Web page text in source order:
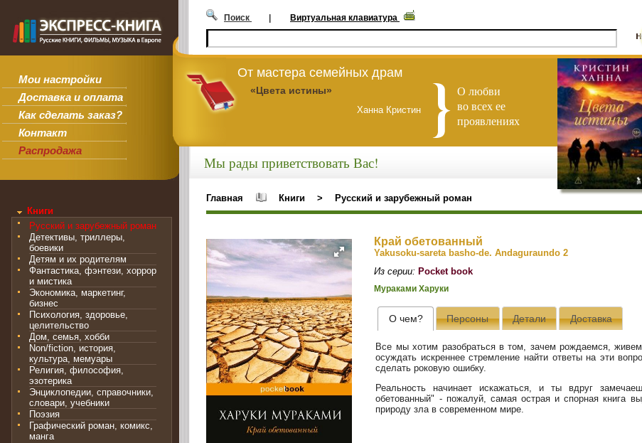
Мои настройки
Доставка и оплата
Как сделать заказ?
Контакт
Распродажа
Поиск | Виртуальная клавиатура
От мастера семейных драм
«Цвета истины»
Ханна Кристин
О любви
во всех ее
проявлениях
Книги
Русский и зарубежный роман
Детективы, триллеры,
боевики
Детям и их родителям
Фантастика, фэнтези, хоррор
и мистика
Экономика, маркетинг,
бизнес
Психология, здоровье,
целительство
Дом, семья, хобби
Non/fiction, история,
культура, мемуары
Религия, философия,
эзотерика
Энциклопедии, справочники,
словари, учебники
Поэзия
Графический роман, комикс,
манга
Мы рады приветствовать Вас!
Главная Книги > Русский и зарубежный роман
Край обетованный
Yakusoku-sareta basho-de. Andaguraundo 2
Из серии: Pocket book
Мураками Харуки
О чем? Персоны Детали Доставка
Все мы хотим разобраться в том, зачем рождаемся,
осуждать искреннее стремление найти ответы на эти
сделать роковую ошибку.
Реальность начинает искажаться, и ты вдруг
обетованный" - пожалуй, самая острая и спорная книга
природу зла в современном мире.